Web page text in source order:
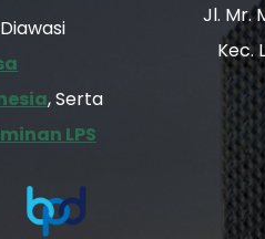
, Serta
LPS
Jl. Mr.
Kec.